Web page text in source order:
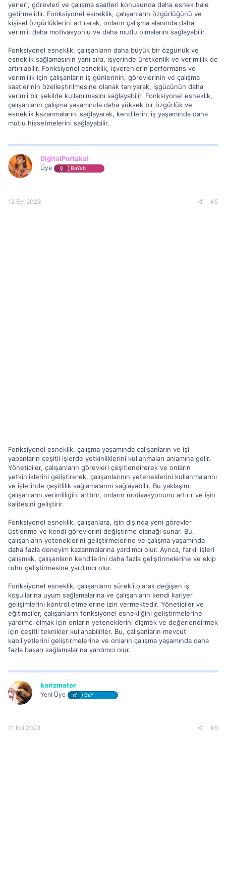
yerleri, görevleri ve çalışma saatleri konusunda daha esnek hale
getirmelidir. Fonksiyonel esneklik, çalışanların özgürlüğünü ve
kişisel özgürlüklerini artırarak, onların çalışma alanında daha
verimli, daha motivasyonlu ve daha mutlu olmalarını sağlayabilir.
Fonksiyonel esneklik, çalışanların daha büyük bir özgürlük ve
esneklik sağlamasının yanı sıra, işyerinde üretkenlik ve verimlilik de
artırılabilir. Fonksiyonel esneklik, işverenlerin performans ve
verimlilik için çalışanların iş günlerinin, görevlerinin ve çalışma
saatlerinin özelleştirilmesine olanak tanıyarak, işgücünün daha
verimli bir şekilde kullanılmasını sağlayabilir. Fonksiyonel esneklik,
çalışanların çalışma yaşamında daha yüksek bir özgürlük ve
esneklik kazanmalarını sağlayarak, kendilerini iş yaşamında daha
mutlu hissetmelerini sağlayabilir.
DigitalPortakal
Üye BaYaN
12 Eyl 2023 #5
Fonksiyonel esneklik, çalışma yaşamında çalışanların ve işi
yapanların çeşitli işlerde yetkinliklerini kullanmaları anlamına gelir.
Yöneticiler, çalışanların görevleri çeşitlendirerek ve onların
yetkinliklerini geliştirerek, çalışanlarının yeteneklerini kullanmalarını
ve işlerinde çeşitlilik sağlamalarını sağlayabilir. Bu yaklaşım,
çalışanların verimliliğini arttırır, onların motivasyonunu artırır ve işin
kalitesini geliştirir.
Fonksiyonel esneklik, çalışanlara, işin dışında yeni görevler
üstlenme ve kendi görevlerini değiştirme olanağı sunar. Bu,
çalışanların yeteneklerini geliştirmelerine ve çalışma yaşamında
daha fazla deneyim kazanmalarına yardımcı olur. Ayrıca, farklı işleri
çalışmak, çalışanların kendilerini daha fazla geliştirmelerine ve ekip
ruhu geliştirmesine yardımcı olur.
Fonksiyonel esneklik, çalışanların sürekli olarak değişen iş
koşullarına uyum sağlamalarına ve çalışanların kendi kariyer
gelişimlerini kontrol etmelerine izin vermektedir. Yöneticiler ve
eğitimciler, çalışanların fonksiyonel esnekliğini geliştirmelerine
yardımcı olmak için onların yeteneklerini ölçmek ve değerlendirmek
için çeşitli teknikler kullanabilirler. Bu, çalışanların mevcut
kabiliyetlerini geliştirmelerine ve onların çalışma yaşamında daha
fazla başarı sağlamalarına yardımcı olur.
karizmator
Yeni Üye BaY
11 Eki 2023 #6